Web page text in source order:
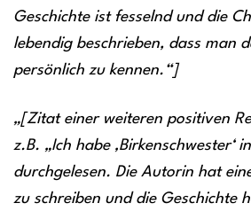
Geschichte ist fesselnd und die
lebendig beschrieben, dass man
persönlich zu kennen.“]
„[Zitat einer weiteren positiven
z.B. „Ich habe ‚Birkenschwester‘
durchgelesen. Die Autorin hat
zu schreiben und die Geschichte